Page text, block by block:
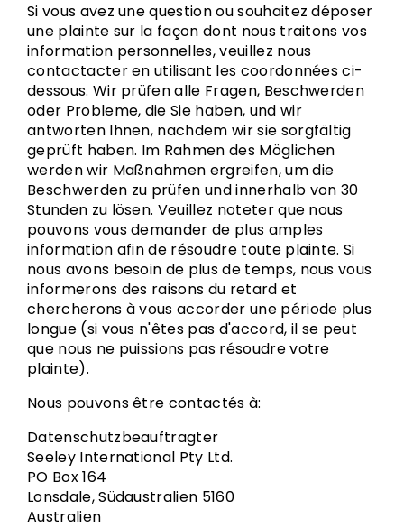
Si vous avez une question ou souhaitez déposer
une plainte sur la façon dont nous traitons vos
information personnelles, veuillez nous
contactacter en utilisant les coordonnées ci-
dessous. Wir prüfen alle Fragen, Beschwerden
oder Probleme, die Sie haben, und wir
antworten Ihnen, nachdem wir sie sorgfältig
geprüft haben. Im Rahmen des Möglichen
werden wir Maßnahmen ergreifen, um die
Beschwerden zu prüfen und innerhalb von 30
Stunden zu lösen. Veuillez noteter que nous
pouvons vous demander de plus amples
information afin de résoudre toute plainte. Si
nous avons besoin de plus de temps, nous vous
informerons des raisons du retard et
chercherons à vous accorder une période plus
longue (si vous n'êtes pas d'accord, il se peut
que nous ne puissions pas résoudre votre
plainte).
Nous pouvons être contactés à:
Datenschutzbeauftragter
Seeley International Pty Ltd.
PO Box 164
Lonsdale, Südaustralien 5160
Australien